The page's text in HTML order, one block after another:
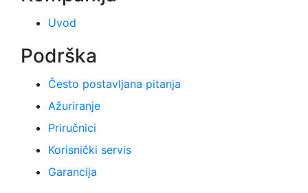
Uvod
Podrška
Često postavljana pitanja
Ažuriranje
Priručnici
Korisnički servis
Garancija